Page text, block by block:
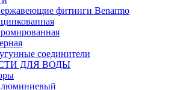
фитинги Benarmo
соединители
ДЛЯ ВОДЫ